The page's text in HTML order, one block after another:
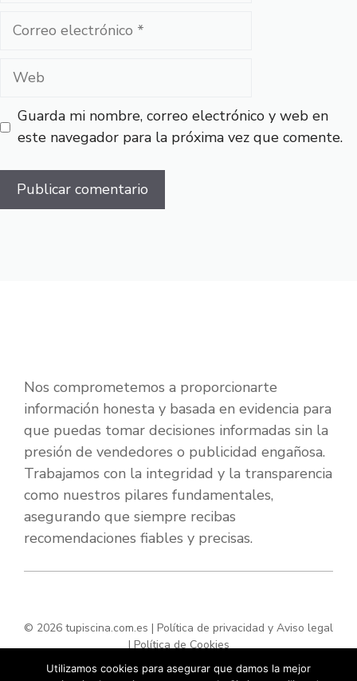
Correo
Web
Guarda mi nombre, correo electrónico y web en
este navegador para la próxima vez que comente.
Nos comprometemos a proporcionarte
información honesta y basada en evidencia para
que puedas tomar decisiones informadas sin la
presión de vendedores o publicidad engañosa.
Trabajamos con la integridad y la transparencia
como nuestros pilares fundamentales,
asegurando que siempre recibas
recomendaciones fiables y precisas.
© 2026 tupiscina.com.es | Política de privacidad y Aviso legal
|Política de Cookies
Utilizamos cookies para asegurar que damos la mejor